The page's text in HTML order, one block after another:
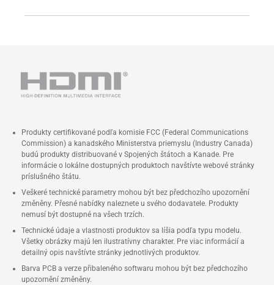
Produkty certifikované podľa komisie FCC (Federal Communications
Commission) a kanadského Ministerstva priemyslu (Industry Canada)
budú produkty distribuované v Spojených štátoch a Kanade. Pre
informácie o lokálne dostupných produktoch navštívte webové stránky
príslušného štátu.
Veškeré technické parametry mohou být bez předchozího upozornění
změněny. Přesné nabídky naleznete u svého dodavatele. Produkty
nemusí být dostupné na všech trzích.
Technické údaje a vlastnosti produktov sa líšia podľa typu modelu.
Všetky obrázky majú len ilustratívny charakter. Pre viac informácií a
detailný opis navštívte stránky jednotlivých produktov.
Barva PCB a verze přibaleného softwaru mohou být bez předchozího
upozornění změněny.